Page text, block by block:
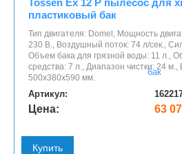
Tossen Ex 12 P пылесос для
пластиковый бак
Тип двигателя: Domel, Мощность
230 В., Воздушный поток: 74 л/сек.,
Объем бака для грязной воды: 11 л.,
средства: 7 л., Диапазон чистки: 24 м.,
500x380x590 мм.
Артикул:
Цена: 63
Купить